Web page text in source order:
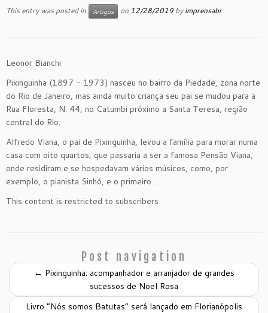
This entry was posted in Artigos on 12/28/2019 byimprensabr
Leonor Bianchi
Pixinguinha (1897 - 1973) nasceu no bairro da Piedade, zona norte
do Rio de Janeiro, mas ainda muito criança seu pai se mudou para a
Rua Floresta, N. 44, no Catumbi próximo a Santa Teresa, região
central do Rio.
Alfredo Viana, o pai de Pixinguinha, levou a família para morar numa
casa com oito quartos, que passaria a ser a famosa Pensão Viana,
onde residiram e se hospedavam vários músicos, como, por
exemplo, o pianista Sinhô, e o primeiro . . .
This content is restricted to subscribers
Post navigation
← Pixinguinha: acompanhador e arranjador de grandes
sucessos de Noel Rosa
Livro “Nós somos Batutas” será lançado em Florianópolis